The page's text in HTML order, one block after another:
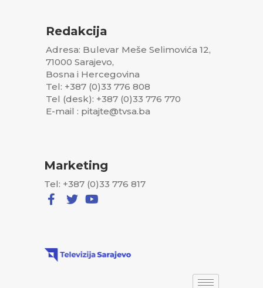
Redakcija
Adresa: Bulevar Meše Selimovića 12,
71000 Sarajevo,
Bosna i Hercegovina
Tel: +387 (0)33 776 808
Tel (desk): +387 (0)33 776 770
E-mail : pitajte@tvsa.ba
Marketing
Tel: +387 (0)33 776 817